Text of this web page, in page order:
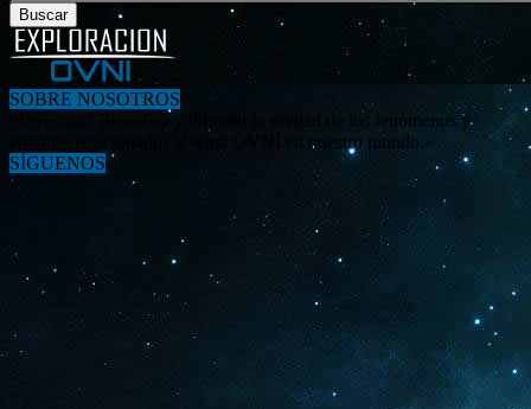
SOBRE NOSOTROS
«Investigar, descubrir y difundir la verdad de los fenómenos y
enigmas relacionados al tema OVNI en nuestro mundo.»
SÍGUENOS